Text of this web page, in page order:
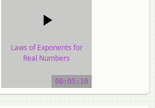
Laws of Exponents for
Real Numbers
video tutorial00:05:10